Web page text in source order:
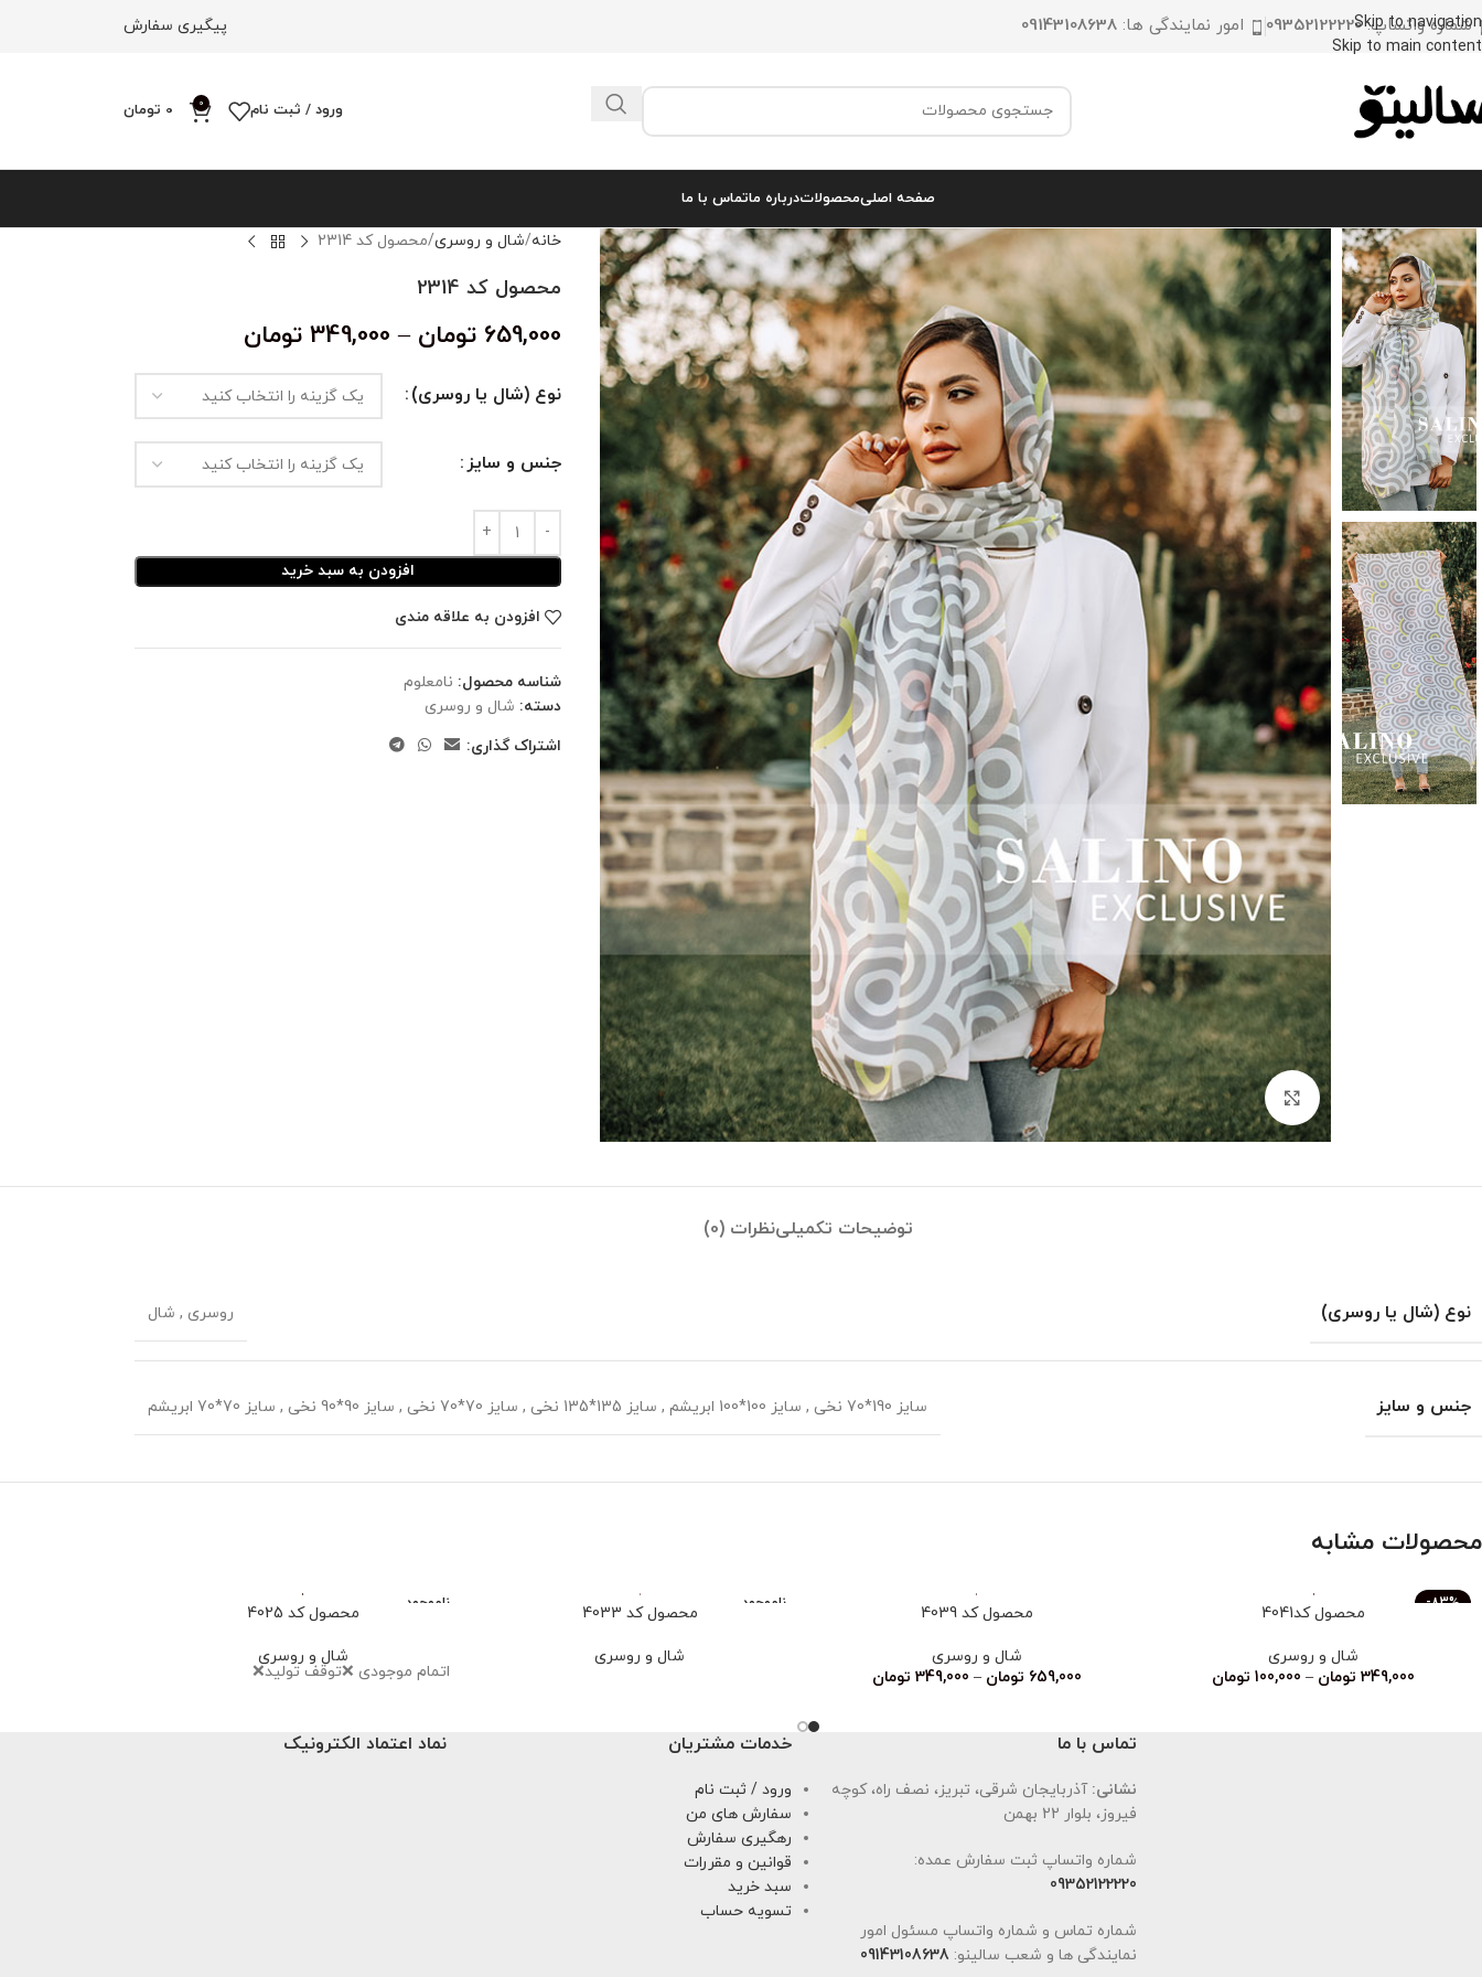
Skip to navigation
Skip to main content
شماره واتساپ:09352122220 امور نمایندگی ها: 09143108638 پیگیری سفارش
ورود / ثبت نام 0
0 تومان
صفحه اصلیمحصولاتدرباره ماتماس با ما
بزرگنمایی تصویر
خانه شال و روسری محصول کد 2314
محصول کد 2314
659,000 تومان –
349,000 تومان
نوع (شال یا روسری)
جنس و سایز
افزودن به سبد خرید
افزودن به علاقه مندی
شناسه محصول: نامعلوم
دسته: شال و روسری
اشتراک گذاری:
توضیحات تکمیلینظرات (0)
نوع (شال یا روسری) روسری , شال
جنس و سایز سایز 190*70 نخی , سایز 100*100 ابریشم , سایز 135*135 نخی , سایز 70*70 نخی , سایز 90*90 نخی , سایز 70*70 ابریشم
محصولات مشابه
-83%
محصول کد4041
شال و روسری
349,000 تومان –
100,000 تومان
محصول کد 4039
شال و روسری
659,000 تومان –
349,000 تومان
ناموجود محصول کد 4033
شال و روسری
ناموجود محصول کد 4025
شال و روسری
اتمام‌ موجودی ❌توقف تولید❌
تماس با ما
نشانی: آذربایجان شرقی، تبریز، نصف راه، کوچه
فیروز، بلوار 22 بهمن
شماره واتساپ ثبت سفارش عمده:
09352122220
شماره تماس و شماره واتساپ مسئول امور
نمایندگی ها و شعب سالینو: 09143108638
خدمات مشتریان
ورود / ثبت نام
سفارش های من
رهگیری سفارش
قوانین و مقررات
سبد خرید
تسویه حساب
نماد اعتماد الکترونیک